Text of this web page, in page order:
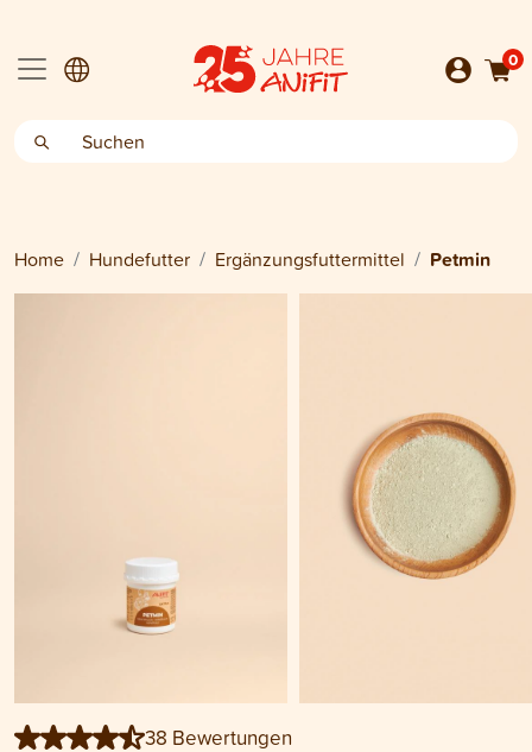
0
Home Hundefutter Ergänzungsfuttermittel Petmin
38 Bewertungen